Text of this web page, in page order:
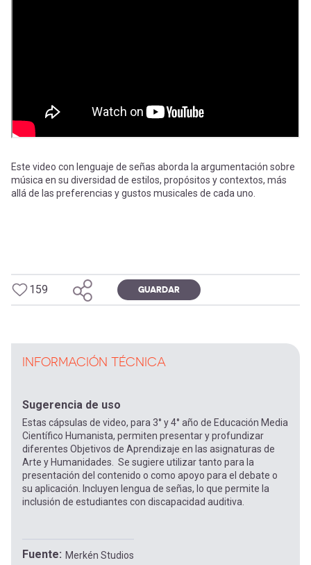
entrar
a
Este video con lenguaje de señas aborda la argumentación sobre
música en su diversidad de estilos, propósitos y contextos, más
allá de las preferencias y gustos musicales de cada uno.
159 GUARDAR
INFORMACIÓN TÉCNICA
Sugerencia de uso
Estas cápsulas de video, para 3° y 4° año de Educación Media
Científico Humanista, permiten presentar y profundizar
diferentes Objetivos de Aprendizaje en las asignaturas de
Arte y Humanidades. Se sugiere utilizar tanto para la
presentación del contenido o como apoyo para el debate o
su aplicación. Incluyen lengua de señas, lo que permite la
inclusión de estudiantes con discapacidad auditiva.
Fuente Merkén Studios